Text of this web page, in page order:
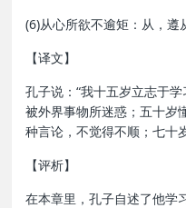
(6)从心所欲不逾矩：从，遵
【译文】
孔子说：“我十五岁立志于
被外界事物所迷惑；五十岁
种言论，不觉得不顺；七十
【评析】
在本章里，孔子自述了他学